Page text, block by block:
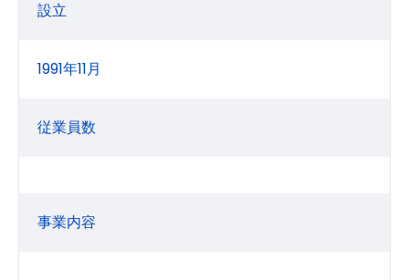
設立
1991年11月
従業員数
事業内容